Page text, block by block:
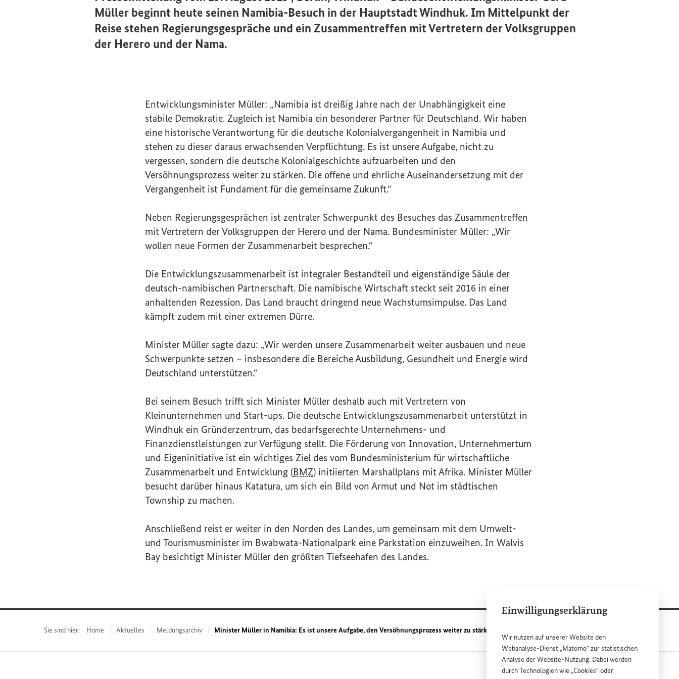
Einwilligungserklärung
Wir nutzen auf unsererWebsite den
Webanalyse-Dienst „Matomo“ zur statistischen
Analyse derWebsite-Nutzung. Dabei werden
durch Technologien wie „Cookies“ oder
Müller beginnt heute seinen Namibia-Besuch in der Hauptstadt Windhuk. Im Mittelpunkt der
Reise stehen Regierungsgespräche und ein Zusammentreffen mit Vertretern der Volksgruppen
der Herero und der Nama.
Entwicklungsminister Müller: „Namibia ist dreißig Jahre nach der Unabhängigkeit eine
stabile Demokratie. Zugleich ist Namibia ein besonderer Partner für Deutschland. Wir haben
eine historische Verantwortung für die deutsche Kolonialvergangenheit in Namibia und
stehen zu dieser daraus erwachsenden Verpflichtung. Es ist unsere Aufgabe, nicht zu
vergessen, sondern die deutsche Kolonialgeschichte aufzuarbeiten und den
Versöhnungsprozess weiter zu stärken. Die offene und ehrliche Auseinandersetzung mit der
Vergangenheit ist Fundament für die gemeinsame Zukunft.“
Neben Regierungsgesprächen ist zentraler Schwerpunkt des Besuches das Zusammentreffen
mit Vertretern der Volksgruppen der Herero und der Nama. Bundesminister Müller: „Wir
wollen neue Formen der Zusammenarbeit besprechen.“
Die Entwicklungszusammenarbeit ist integraler Bestandteil und eigenständige Säule der
deutsch-namibischen Partnerschaft. Die namibische Wirtschaft steckt seit 2016 in einer
anhaltenden Rezession. Das Land braucht dringend neue Wachstumsimpulse. Das Land
kämpft zudem mit einer extremen Dürre.
Minister Müller sagte dazu: „Wir werden unsere Zusammenarbeit weiter ausbauen und neue
Schwerpunkte setzen – insbesondere die Bereiche Ausbildung, Gesundheit und Energie wird
Deutschland unterstützen.“
Bei seinem Besuch trifft sich Minister Müller deshalb auch mit Vertretern von
Kleinunternehmen und Start-ups. Die deutsche Entwicklungszusammenarbeit unterstützt in
Windhuk ein Gründerzentrum, das bedarfsgerechte Unternehmens- und
Finanzdienstleistungen zur Verfügung stellt. Die Förderung von Innovation, Unternehmertum
und Eigeninitiative ist ein wichtiges Ziel des vom Bundesministerium für wirtschaftliche
Zusammenarbeit und Entwicklung (BMZ) initiierten Marshallplans mit Afrika. Minister Müller
besucht darüber hinaus Katatura, um sich ein Bild von Armut und Not im städtischen
Township zu machen.
Anschließend reist er weiter in den Norden des Landes, um gemeinsam mit dem Umwelt-
und Tourismusminister im Bwabwata-Nationalpark eine Parkstation einzuweihen. In Walvis
Bay besichtigt Minister Müller den größten Tiefseehafen des Landes.
Sie sind hier: Home Aktuelles Meldungsarchiv Minister Müller in Namibia: Es ist unsere Aufgabe, den Versöhnungsprozess weiter zu stärken